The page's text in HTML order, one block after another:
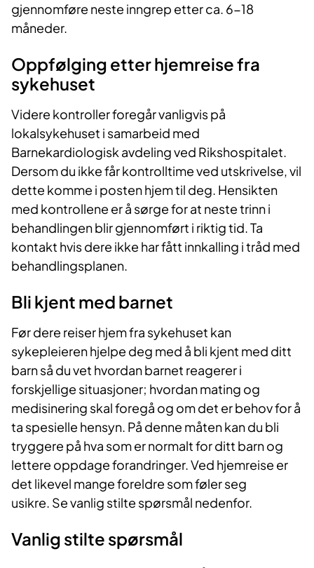
gjennomføre neste inngrep etter ca. 6-18
måneder.
Oppfølging etter hjemreise fra
sykehuset
Videre kontroller foregår vanligvis på
lokalsykehuset i samarbeid med
Barnekardiologisk avdeling ved Rikshospitalet.
Dersom du ikke får kontrolltime ved utskrivelse, vil
dette komme i posten hjem til deg. Hensikten
med kontrollene er å sørge for at neste trinn i
behandlingen blir gjennomført i riktig tid. Ta
kontakt hvis dere ikke har fått innkalling i tråd med
behandlingsplanen.
Bli kjent med barnet
Før dere reiser hjem fra sykehuset kan
sykepleieren hjelpe deg med å bli kjent med ditt
barn så du vet hvordan barnet reagerer i
forskjellige situasjoner; hvordan mating og
medisinering skal foregå og om det er behov for å
ta spesielle hensyn. På denne måten kan du bli
tryggere på hva som er normalt for ditt barn og
lettere oppdage forandringer. Ved hjemreise er
det likevel mange foreldre som føler seg
usikre. Se vanlig stilte spørsmål nedenfor.
Vanlig stilte spørsmål